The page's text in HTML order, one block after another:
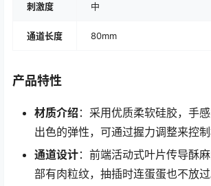
刺激度 中
通道长度 80mm
产品特性
材质介绍 ：采用优质柔软硅胶，手
出色的弹性，可通过握力调整来控制
通道设计：前端活动式叶片传导酥
部有肉粒纹，抽插时连蛋蛋也不放过